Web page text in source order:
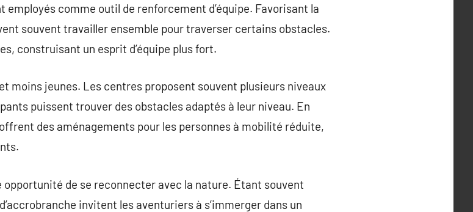
employés comme outil de renforcement d’équipe. Favorisant la
souvent travailler ensemble pour traverser certains obstacles.
construisant un esprit d’équipe plus fort.
moins jeunes. Les centres proposent souvent plusieurs niveaux
puissent trouver des obstacles adaptés à leur niveau. En
des aménagements pour les personnes à mobilité réduite,
de se reconnecter avec la nature. Étant souvent
invitent les aventuriers à s’immerger dans un